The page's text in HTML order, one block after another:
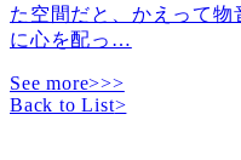
た空間だと、かえって
に心を配っ …
See more>>>
Back to List>